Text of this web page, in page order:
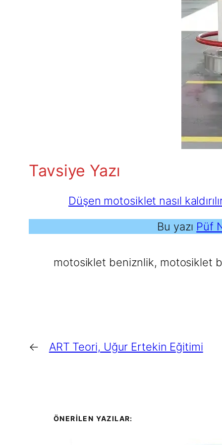
Tavsiye Yazı
Düşen motosiklet nasıl
Bu yazı Püf
motosiklet beniznlik, motosiklet
← ART Teori, Uğur Ertekin Eğitimi
ÖNERİLEN YAZILAR: